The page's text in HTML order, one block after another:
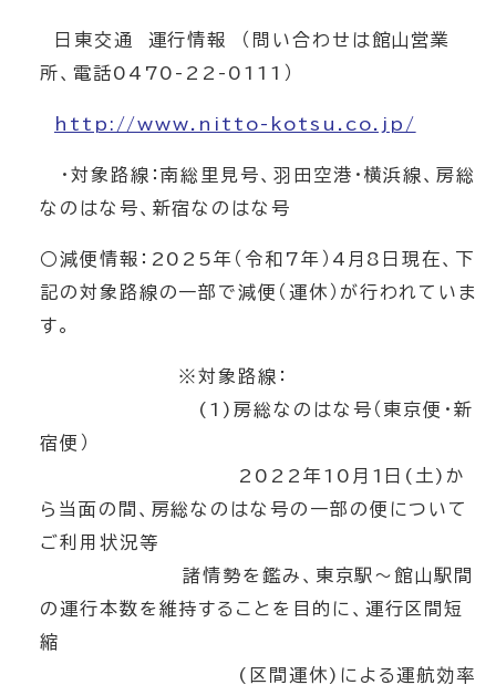
日東交通 運行情報 （問い合わせは館山営業
所、電話0470-22-0111）
http://www.nitto-kotsu.co.jp/
・対象路線：南総里見号、羽田空港・横浜線、房総
なのはな号、新宿なのはな号
○減便情報：2025年（令和7年）4月8日現在、下
記の対象路線の一部で減便（運休）が行われていま
す。
※対象路線：
(1)房総なのはな号（東京便・新
宿便）
2022年10月1日(土)か
ら当面の間、房総なのはな号の一部の便について
ご利用状況等
諸情勢を鑑み、東京駅～館山駅間
の運行本数を維持することを目的に、運行区間短
縮
(区間運休)による運航効率